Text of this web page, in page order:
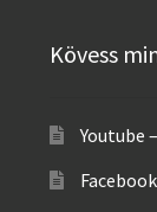
Kövess
Youtube